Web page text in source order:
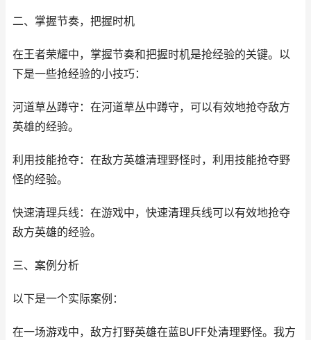
二、掌握节奏，把握时机
在王者荣耀中，掌握节奏和把握时机是抢经验的关键。以
下是一些抢经验的小技巧：
河道草丛蹲守：在河道草丛中蹲守，可以有效地抢夺敌方
英雄的经验。
利用技能抢夺：在敌方英雄清理野怪时，利用技能抢夺野
怪的经验。
快速清理兵线：在游戏中，快速清理兵线可以有效地抢夺
敌方英雄的经验。
三、案例分析
以下是一个实际案例：
在一场游戏中，敌方打野英雄在蓝BUFF处清理野怪。我方